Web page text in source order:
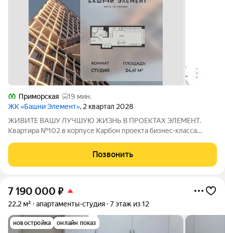
Приморская
19 мин.
ЖК «Башни Элемент», 2 квартал 2028
ЖИВИТЕ ВАШУ ЛУЧШУЮ ЖИЗНЬ В ПРОЕКТАХ ЭЛЕМЕНТ.
Квартира №102 в корпусе Карбон проекта бизнес-класса
бизнес-класса на Васильевском острове от девелоперской
Позвонить
7 190 000 ₽
22,2 м² апартаменты-студия 7 этаж из 12
новостройка онлайн показ